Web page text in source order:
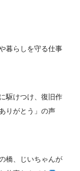
暮らしを守る仕事
駆けつけ、復旧作
りがとう」の声
橋、じいちゃんが